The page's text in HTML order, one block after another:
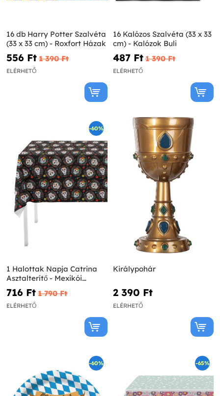
16 db Harry Potter Szalvéta
(33 x 33 cm) - Roxfort Házak
556 Ft‎ 1 390 Ft‎
ELÉRHETŐ
16 Kalózos Szalvéta (33 x 33
cm) - Kalózok Buli
487 Ft‎ 1 390 Ft‎
ELÉRHETŐ
-60%
1 Halottak Napja Catrina
Asztalterítő - Mexikói
Halottak Napja
716 Ft‎ 1 790 Ft‎
ELÉRHETŐ
Királypohár
2 390 Ft‎
ELÉRHETŐ
-60% -65%